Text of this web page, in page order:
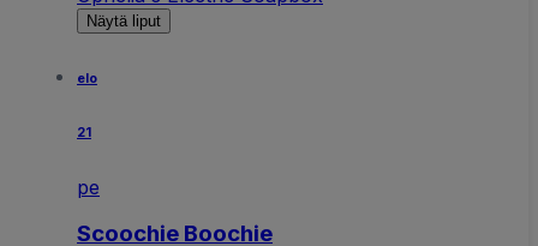
Näytä liput
elo
21
pe
Scoochie Boochie